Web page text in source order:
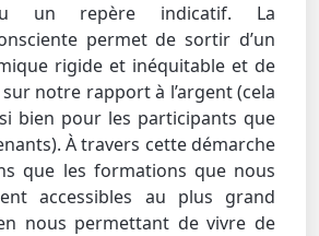
un repère indicatif. La
permet de sortir d’un
rigide et inéquitable et de
notre rapport à l’argent (cela
bien pour les participants que
À travers cette démarche
que les formations que nous
accessibles au plus grand
nous permettant de vivre de